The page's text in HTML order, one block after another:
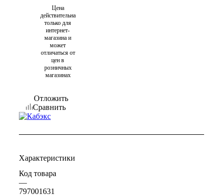
Цена
действительна
только для
интернет-
магазина и
может
отличаться от
цен в
розничных
магазинах
Отложить
Сравнить
Характеристики
Код товара
—
797001631